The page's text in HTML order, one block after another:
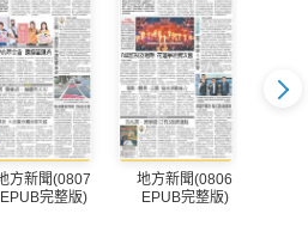
方新聞(0807
EPUB完整版)
地方新聞(0806
EPUB完整版)